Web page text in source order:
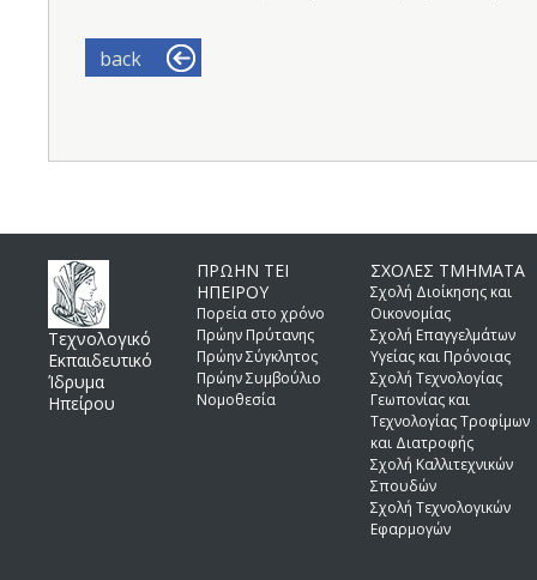
back
Τεχνολογικό
Εκπαιδευτικό
Ίδρυμα
Ηπείρου
ΠΡΩΗΝ ΤΕΙ
ΗΠΕΙΡΟΥ
Πορεία στο χρόνο
Πρώην Πρύτανης
Πρώην Σύγκλητος
Πρώην Συμβούλιο
Νομοθεσία
ΣΧΟΛΕΣ ΤΜΗΜΑΤΑ
Σχολή Διοίκησης και
Οικονομίας
Σχολή Επαγγελμάτων
Υγείας και Πρόνοιας
Σχολή Τεχνολογίας
Γεωπονίας και
Τεχνολογίας Τροφίμων
και Διατροφής
Σχολή Καλλιτεχνικών
Σπουδών
Σχολή Τεχνολογικών
Εφαρμογών